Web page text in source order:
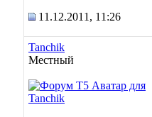
11.12.2011, 11:26
Tanchik
Местный